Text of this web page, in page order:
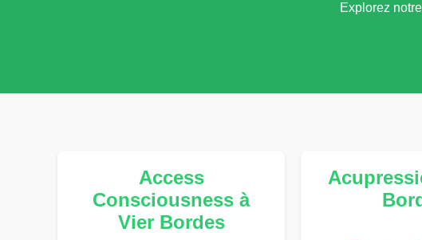
Explorez
Access
Consciousness à
Vier Bordes